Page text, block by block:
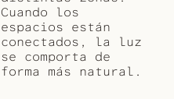
Cuando los
espacios están
conectados, la luz
se comporta de
forma más natural.